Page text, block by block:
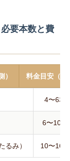
要本数と費
） 料金目安（税
4〜6本
6〜10本
るみ） 10〜16本